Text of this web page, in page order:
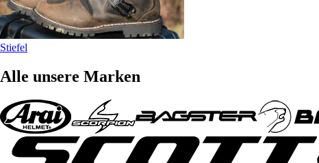
Stiefel
Alle unsere Marken